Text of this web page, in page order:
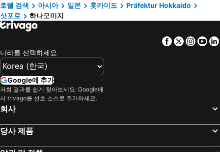
호텔 검색
아시아 일본 홋카이도
Präfektur Hokkaido
삿포로
하나모미지
Facebook
Twitter
나라를 선택하세요
Google에 추가
저희 결과를 쉽게 찾아보세요: Google에
서 trivago를 선호 소스로 추가하세요.
회사
당사 제품